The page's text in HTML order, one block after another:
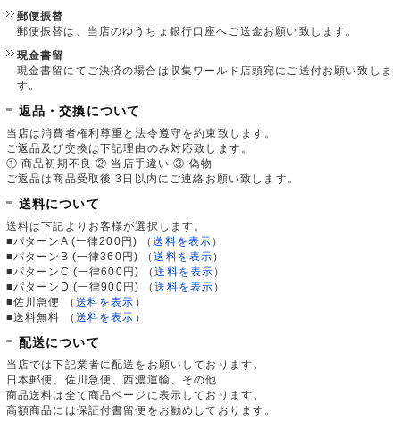
郵便振替
郵便振替は、当店のゆうちょ銀行口座へご送金お願い致します。
現金書留
現金書留にてご決済の場合は収集ワールド店頭宛にご送付お願い致しま
す。
返品・交換について
当店は消費者権利尊重と法令遵守を約束致します。
ご返品及び交換は下記理由のみ対応致します。
① 商品初期不良 ② 当店手違い ③ 偽物
ご返品は商品受取後 3日以内にご連絡お願い致します。
送料について
送料は下記よりお客様が選択します。
■パターンA (一律200円)
（送料を表示 ）
■パターンB (一律360円)
（送料を表示 ）
■パターンC (一律600円)
（送料を表示 ）
■パターンD (一律900円)
（送料を表示 ）
■佐川急便
（ 送料を表示 ）
■送料無料
（ 送料を表示 ）
配送について
当店では下記業者に配送をお願いしております。
日本郵便、佐川急便、西濃運輸、その他
商品送料は全て商品ページに表示しております。
高額商品には保証付書留便をお勧めしております。